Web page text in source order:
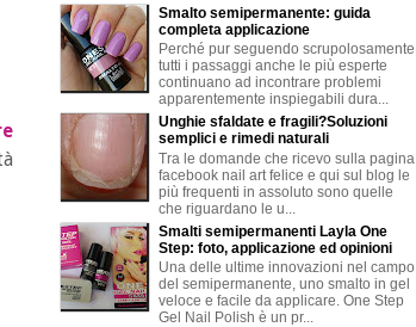
Smalto semipermanente: guida
completa applicazione
Perché pur seguendo scrupolosamente
tutti i passaggi anche le più esperte
continuano ad incontrare problemi
apparentemente inspiegabili dura...
Unghie sfaldate e fragili?Soluzioni
semplici e rimedi naturali
Tra le domande che ricevo sulla pagina
facebook nail art felice e qui sul blog le
più frequenti in assoluto sono quelle
che riguardano le u...
Smalti semipermanenti Layla One
Step: foto, applicazione ed opinioni
Una delle ultime innovazioni nel campo
del semipermanente, uno smalto in gel
veloce e facile da applicare. One Step
Gel Nail Polish è un pr...